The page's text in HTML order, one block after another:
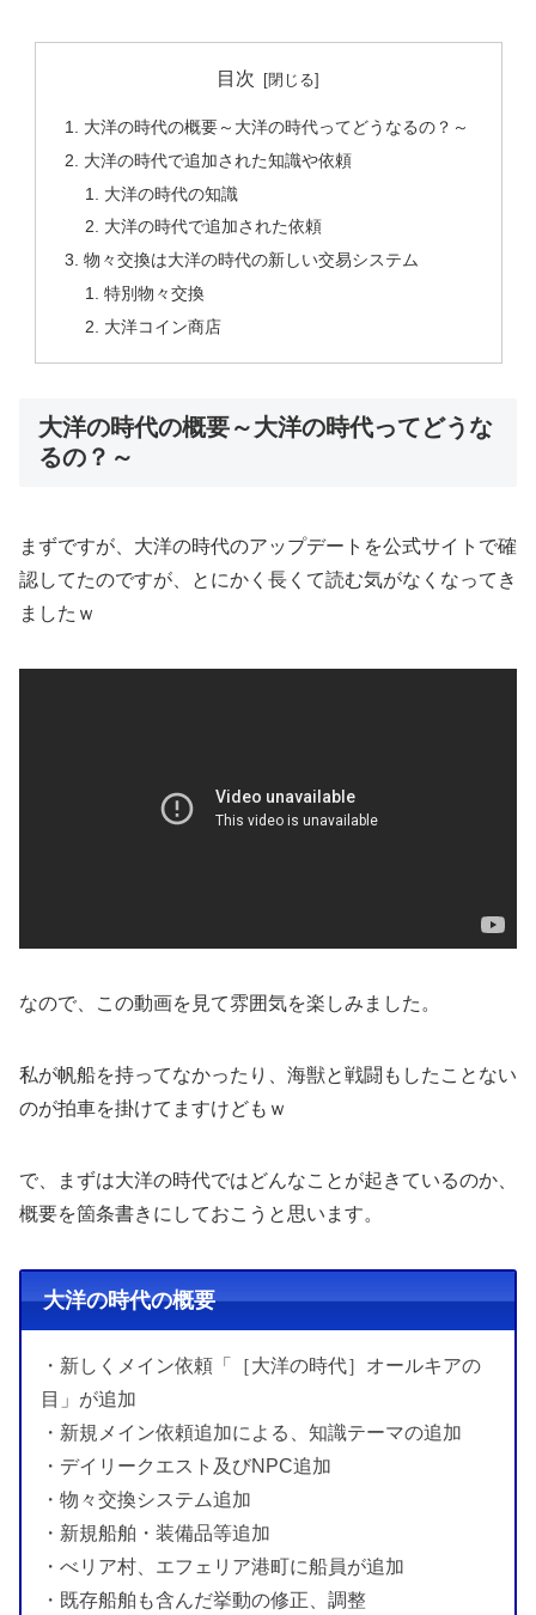
目次
大洋の時代の概要～大洋の時代ってどうなるの？～
大洋の時代で追加された知識や依頼
大洋の時代の知識
大洋の時代で追加された依頼
物々交換は大洋の時代の新しい交易システム
特別物々交換
大洋コイン商店
大洋の時代の概要～大洋の時代ってどうな
るの？～
まずですが、大洋の時代のアップデートを公式サイトで確
認してたのですが、とにかく長くて読む気がなくなってき
ましたｗ
なので、この動画を見て雰囲気を楽しみました。
私が帆船を持ってなかったり、海獣と戦闘もしたことない
のが拍車を掛けてますけどもｗ
で、まずは大洋の時代ではどんなことが起きているのか、
概要を箇条書きにしておこうと思います。
大洋の時代の概要
・新しくメイン依頼「［大洋の時代］オールキアの
目」が追加
・新規メイン依頼追加による、知識テーマの追加
・デイリークエスト及びNPC追加
・物々交換システム追加
・新規船舶・装備品等追加
・べリア村、エフェリア港町に船員が追加
・既存船舶も含んだ挙動の修正、調整